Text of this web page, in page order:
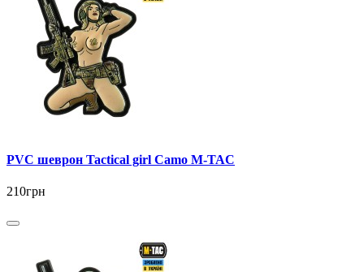
PVC шеврон Tactical girl Camo M-TAC
210грн